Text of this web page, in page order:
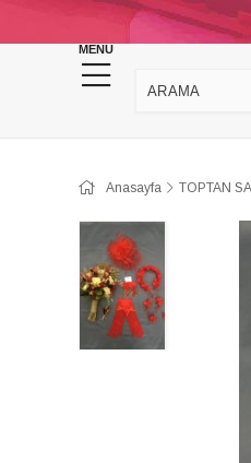
MENU
KINA DÜĞÜN
Anasayfa TOPTAN